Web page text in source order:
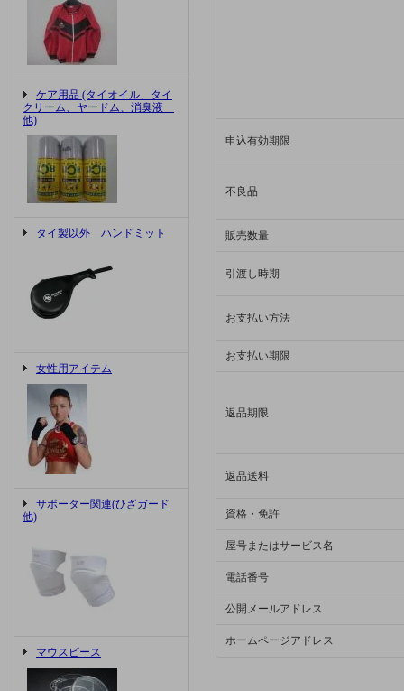
ケア用品 (タイオイル、タイ
クリーム、ヤードム、消臭液
他)
タイ製以外 ハンドミット
女性用アイテム
サポーター関連(ひざガード
他)
マウスピース
申込有効期限
不良品
販売数量
引渡し時期
お支払い方法
お支払い期限
返品期限
返品送料
資格・免許
屋号またはサービス名
電話番号
公開メールアドレス
ホームページアドレス